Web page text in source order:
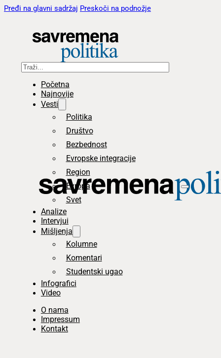
Pređi na glavni sadržaj Preskoči na podnožje
Pretraga
Početna
Najnovije
Vesti
Politika
Društvo
Bezbednost
Evropske integracije
Region
Evropa
Svet
Analize
Intervjui
Mišljenja
Kolumne
Komentari
Studentski ugao
Infografici
Video
O nama
Impressum
Kontakt